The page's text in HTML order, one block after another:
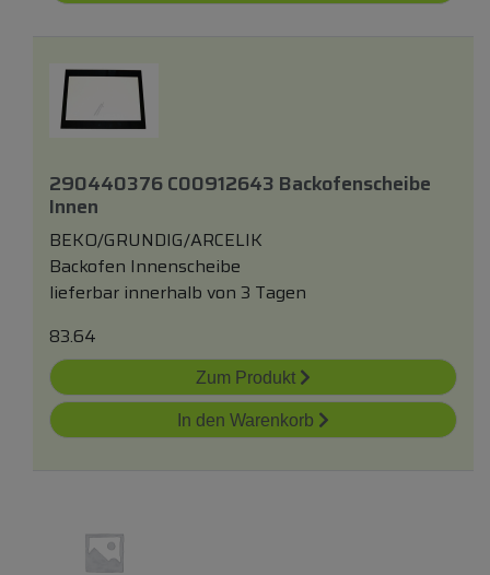
290440376 C00912643 Backofenscheibe
Innen
BEKO/GRUNDIG/ARCELIK
Backofen Innenscheibe
lieferbar innerhalb von 3 Tagen
83.64
Zum Produkt
In den Warenkorb